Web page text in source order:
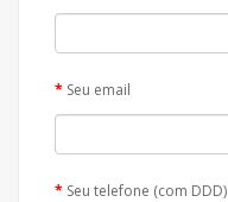
Seu email
Seu telefone (com DDD)